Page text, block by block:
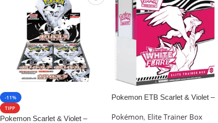
-11%
TIPP
Pokemon Scarlet & Violet –
Pokemon ETB Scarlet & Violet –
Pokémon, Elite Trainer Box